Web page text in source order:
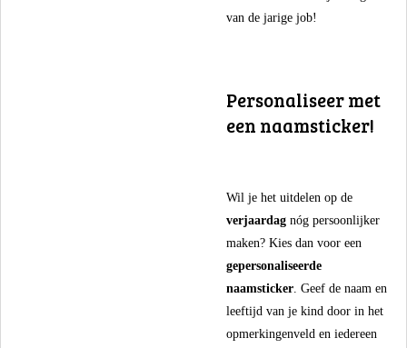
van de jarige job!
​Personaliseer met
een naamsticker!
​Wil je het uitdelen op de
verjaardag nóg persoonlijker
maken? Kies dan voor een
gepersonaliseerde
naamsticker . Geef de naam en
leeftijd van je kind door in het
opmerkingenveld en iedereen